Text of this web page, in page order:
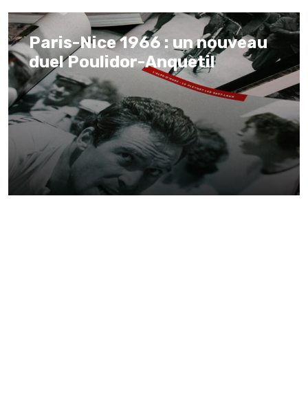
Paris-Nice 1966 : un nouveau
duel Poulidor-Anquetil